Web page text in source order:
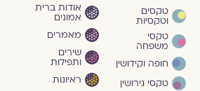
טקסים
וטקסיות
טקסי
משפחה
חופה וקידושין
טקסי גירושין
אודות ברית
אמונים
מאמרים
שירים
ותפילות
ראיונות